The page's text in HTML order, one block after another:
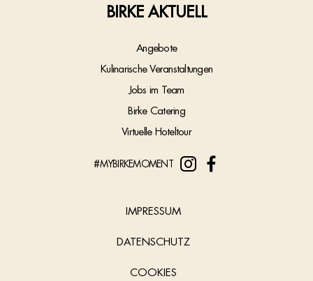
BIRKE AKTUELL
Angebote
Kulinarische Veranstaltungen
Jobs im Team
Birke Catering
Virtuelle Hoteltour
#MYBIRKEMOMENT
IMPRESSUM
DATENSCHUTZ
COOKIES